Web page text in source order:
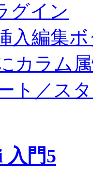
グイン
入編集
カラム
ト／ス
入門5